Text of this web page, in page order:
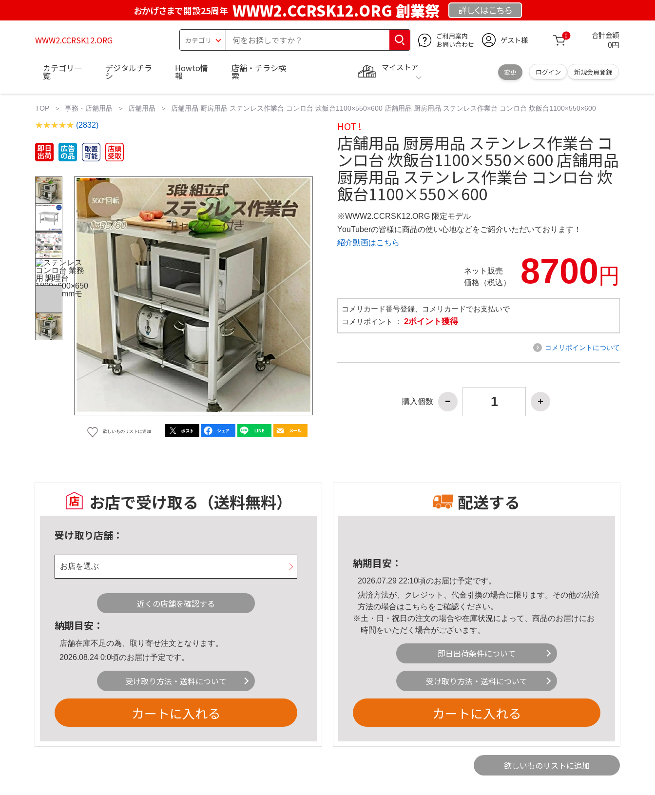
おかげさまで開設25周年 WWW2.CCRSK12.ORG 創業祭 詳しくはこちら
WWW2.CCRSK12.ORG
ご利用案内
お問い合わせ
ゲスト様 0 合計金額
0円
マイストア
変更 ログイン 新規会員登録
カテゴリ一
覧
デジタルチラ
シ
Howto情
報
店舗・チラシ検
索
TOP 事務・店舗用品 店舗用品 店舗用品 厨房用品 ステンレス作業台 コンロ台 炊飯台1100×550×600 店舗用品 厨房用品 ステンレス作業台 コンロ台 炊飯台1100×550×600
(2832)
欲しいものリストに追加
HOT !
店舗用品 厨房用品 ステンレス作業台 コ
ンロ台 炊飯台1100×550×600 店舗用品
厨房用品 ステンレス作業台 コンロ台 炊
飯台1100×550×600
※WWW2.CCRSK12.ORG 限定モデル
YouTuberの皆様に商品の使い心地などをご紹介いただいております！
紹介動画はこちら
ネット販売
価格（税込）
8700円
コメリカード番号登録、コメリカードでお支払いで
コメリポイント ： 2ポイント獲得
コメリポイントについて
購入個数
お店で受け取る （送料無料）
受け取り店舗：
お店を選ぶ
近くの店舗を確認する
納期目安：
店舗在庫不足の為、取り寄せ注文となります。
2026.08.24 0:0頃のお届け予定です。
受け取り方法・送料について
カートに入れる
配送する
納期目安：
2026.07.29 22:10頃のお届け予定です。
決済方法が、クレジット、代金引換の場合に限ります。その他の決済
方法の場合はこちら をご確認ください。
※土・日・祝日の注文の場合や在庫状況によって、商品のお届けにお
時間をいただく場合がございます。
即日出荷条件について
受け取り方法・送料について
カートに入れる
欲しいものリストに追加